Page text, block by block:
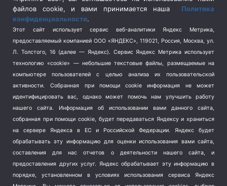
Спецоперация на Украине
(404)
Спорт (740)
Терроризм (1)
Транспорт (262)
Туризм (178)
Флот (76)
Школа и спорт (2)
Экология (8)
Экономика (1172)
файлов cookie, и вами принимается наша Политика
конфиденциальности.
Этот сайт использует сервис веб-аналитики Яндекс Метрика,
предоставляемый компанией ООО «ЯНДЕКС», 119021, Россия, Москва, ул.
Л. Толстого, 16 (далее — Яндекс). Сервис Яндекс Метрика использует
технологию «cookie» — небольшие текстовые файлы, размещаемые на
компьютере пользователей с целью анализа их пользовательской
активности.
Собранная при помощи cookie информация не может
идентифицировать вас, однако может помочь нам улучшить работу
нашего сайта. Информация об использовании вами данного сайта,
собранная при помощи cookie, будет передаваться Яндексу и храниться
на сервере Яндекса в ЕС и Российской Федерации. Яндекс будет
обрабатывать эту информацию для оценки использования вами сайта,
составления для нас отчетов о деятельности нашего сайта, и
предоставления других услуг. Яндекс обрабатывает эту информацию в
порядке, установленном в условиях использования сервиса Яндекс